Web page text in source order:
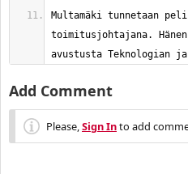
Multamäki tunnetaan
toimitusjohtajana.
avustusta Teknologian
Add Comment
Please,Sign Into add